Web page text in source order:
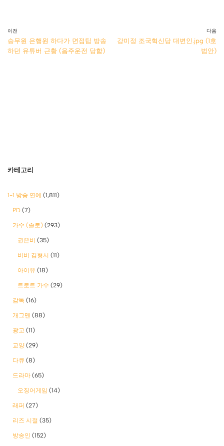
이전
승무원 은행원 하다가 면접팁 방송
하던 유튜버 근황 (음주운전 당함)
다음
강미정 조국혁신당 대변인.jpg (1호
법안)
카테고리
1-1 방송 연예 (1,811)
PD (7)
가수 (솔로) (293)
권은비 (35)
비비 김형서 (11)
아이유 (18)
트로트 가수 (29)
감독 (16)
개그맨 (88)
광고 (11)
교양 (29)
다큐 (8)
드라마 (65)
오징어게임 (14)
래퍼 (27)
리즈 시절 (35)
방송인 (152)